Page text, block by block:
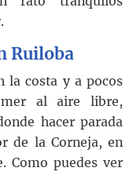
Ruiloba
la costa y a pocos
al aire libre,
hacer parada
de la Corneja, en
Como puedes ver